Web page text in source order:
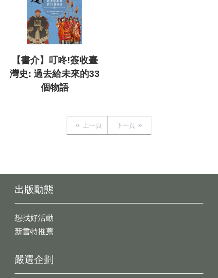
【書介】叮咚!簽收臺
灣史: 過去給未來的33
個物語
上一頁 下一頁
出版動態
想找好活動
新書特推薦
嚴選企劃